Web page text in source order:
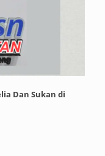
Dan Sukan di